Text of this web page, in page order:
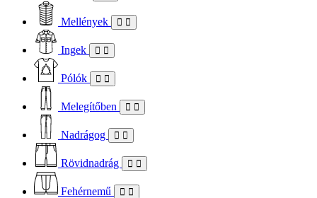
Mellények
Ingek
Pólók
Melegítőben
Nadrágog
Rövidnadrág
Fehérnemű